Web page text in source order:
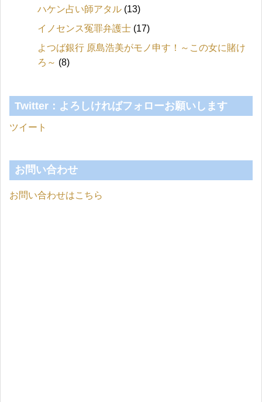
ハケン占い師アタル (13)
イノセンス冤罪弁護士 (17)
よつば銀行 原島浩美がモノ申す！～この女に賭け
ろ～ (8)
Twitter：よろしければフォローお願いします
ツイート
お問い合わせ
お問い合わせはこちら